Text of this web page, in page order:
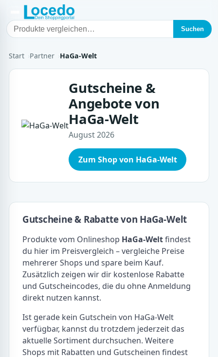
Suchen
Start Partner HaGa-Welt
Gutscheine &
Angebote von
HaGa-Welt
August 2026
Zum Shop von HaGa-Welt
Gutscheine & Rabatte von HaGa-Welt
Produkte vom Onlineshop HaGa-Weltfindest
du hier im Preisvergleich – vergleiche Preise
mehrerer Shops und spare beim Kauf.
Zusätzlich zeigen wir dir kostenlose Rabatte
und Gutscheincodes, die du ohne Anmeldung
direkt nutzen kannst.
Ist gerade kein Gutschein von HaGa-Welt
verfügbar, kannst du trotzdem jederzeit das
aktuelle Sortiment durchsuchen. Weitere
Shops mit Rabatten und Gutscheinen findest